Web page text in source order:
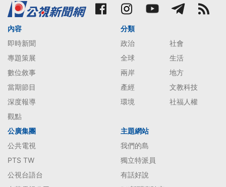
內容
即時新聞
專題策展
數位敘事
當期節目
深度報導
觀點
分類
政治
社會
全球
生活
兩岸
地方
產經
文教科技
環境
社福人權
公廣集團
公共電視
PTS TW
公視台語台
主題網站
我們的島
獨立特派員
有話好說